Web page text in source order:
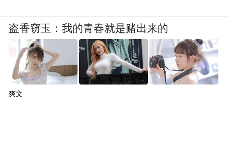
盗香窃玉：我的青春就是赌出来的
爽文